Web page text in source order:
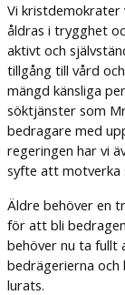
Vi kristdemokrater
åldras i trygghet
aktivt och
tillgång till vård
mängd känsliga
söktjänster som
bedragare med
regeringen har vi
syfte att motverka
Äldre behöver en
för att bli
behöver nu ta fullt
bedrägerierna och
lurats.